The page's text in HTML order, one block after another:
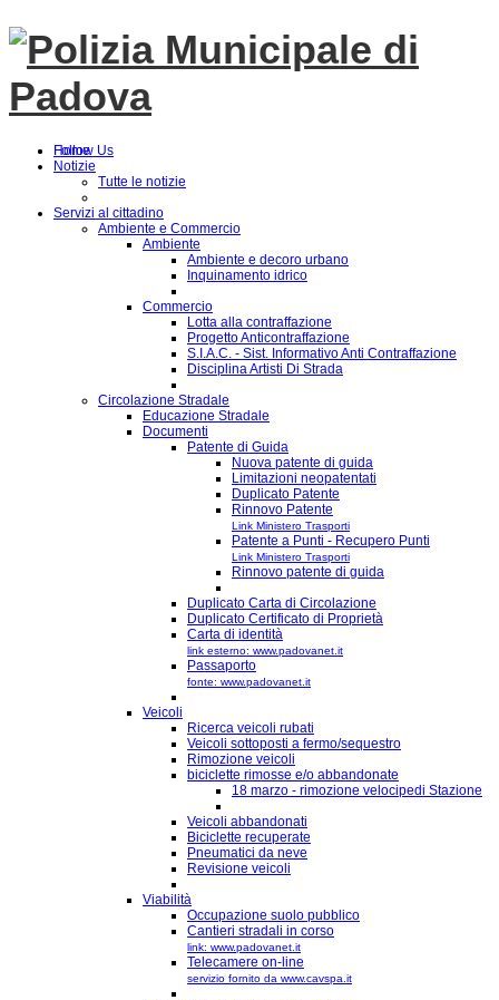
Follow Us
Home
Notizie
Tutte le notizie
Servizi al cittadino
Ambiente e Commercio
Ambiente
Ambiente e decoro urbano
Inquinamento idrico
Commercio
Lotta alla contraffazione
Progetto Anticontraffazione
S.I.A.C. - Sist. Informativo Anti Contraffazione
Disciplina Artisti Di Strada
Circolazione Stradale
Educazione Stradale
Documenti
Patente di Guida
Nuova patente di guida
Limitazioni neopatentati
Duplicato Patente
Rinnovo Patente
Link Ministero Trasporti
Patente a Punti - Recupero Punti
Link Ministero Trasporti
Rinnovo patente di guida
Duplicato Carta di Circolazione
Duplicato Certificato di Proprietà
Carta di identità
link esterno: www.padovanet.it
Passaporto
fonte: www.padovanet.it
Veicoli
Ricerca veicoli rubati
Veicoli sottoposti a fermo/sequestro
Rimozione veicoli
biciclette rimosse e/o abbandonate
18 marzo - rimozione velocipedi Stazione
Veicoli abbandonati
Biciclette recuperate
Pneumatici da neve
Revisione veicoli
Viabilità
Occupazione suolo pubblico
Cantieri stradali in corso
link: www.padovanet.it
Telecamere on-line
servizio fornito da www.cavspa.it